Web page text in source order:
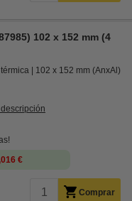
102 x 152 mm (4
102 x 152 mm (AnxAl)
€
Comprar